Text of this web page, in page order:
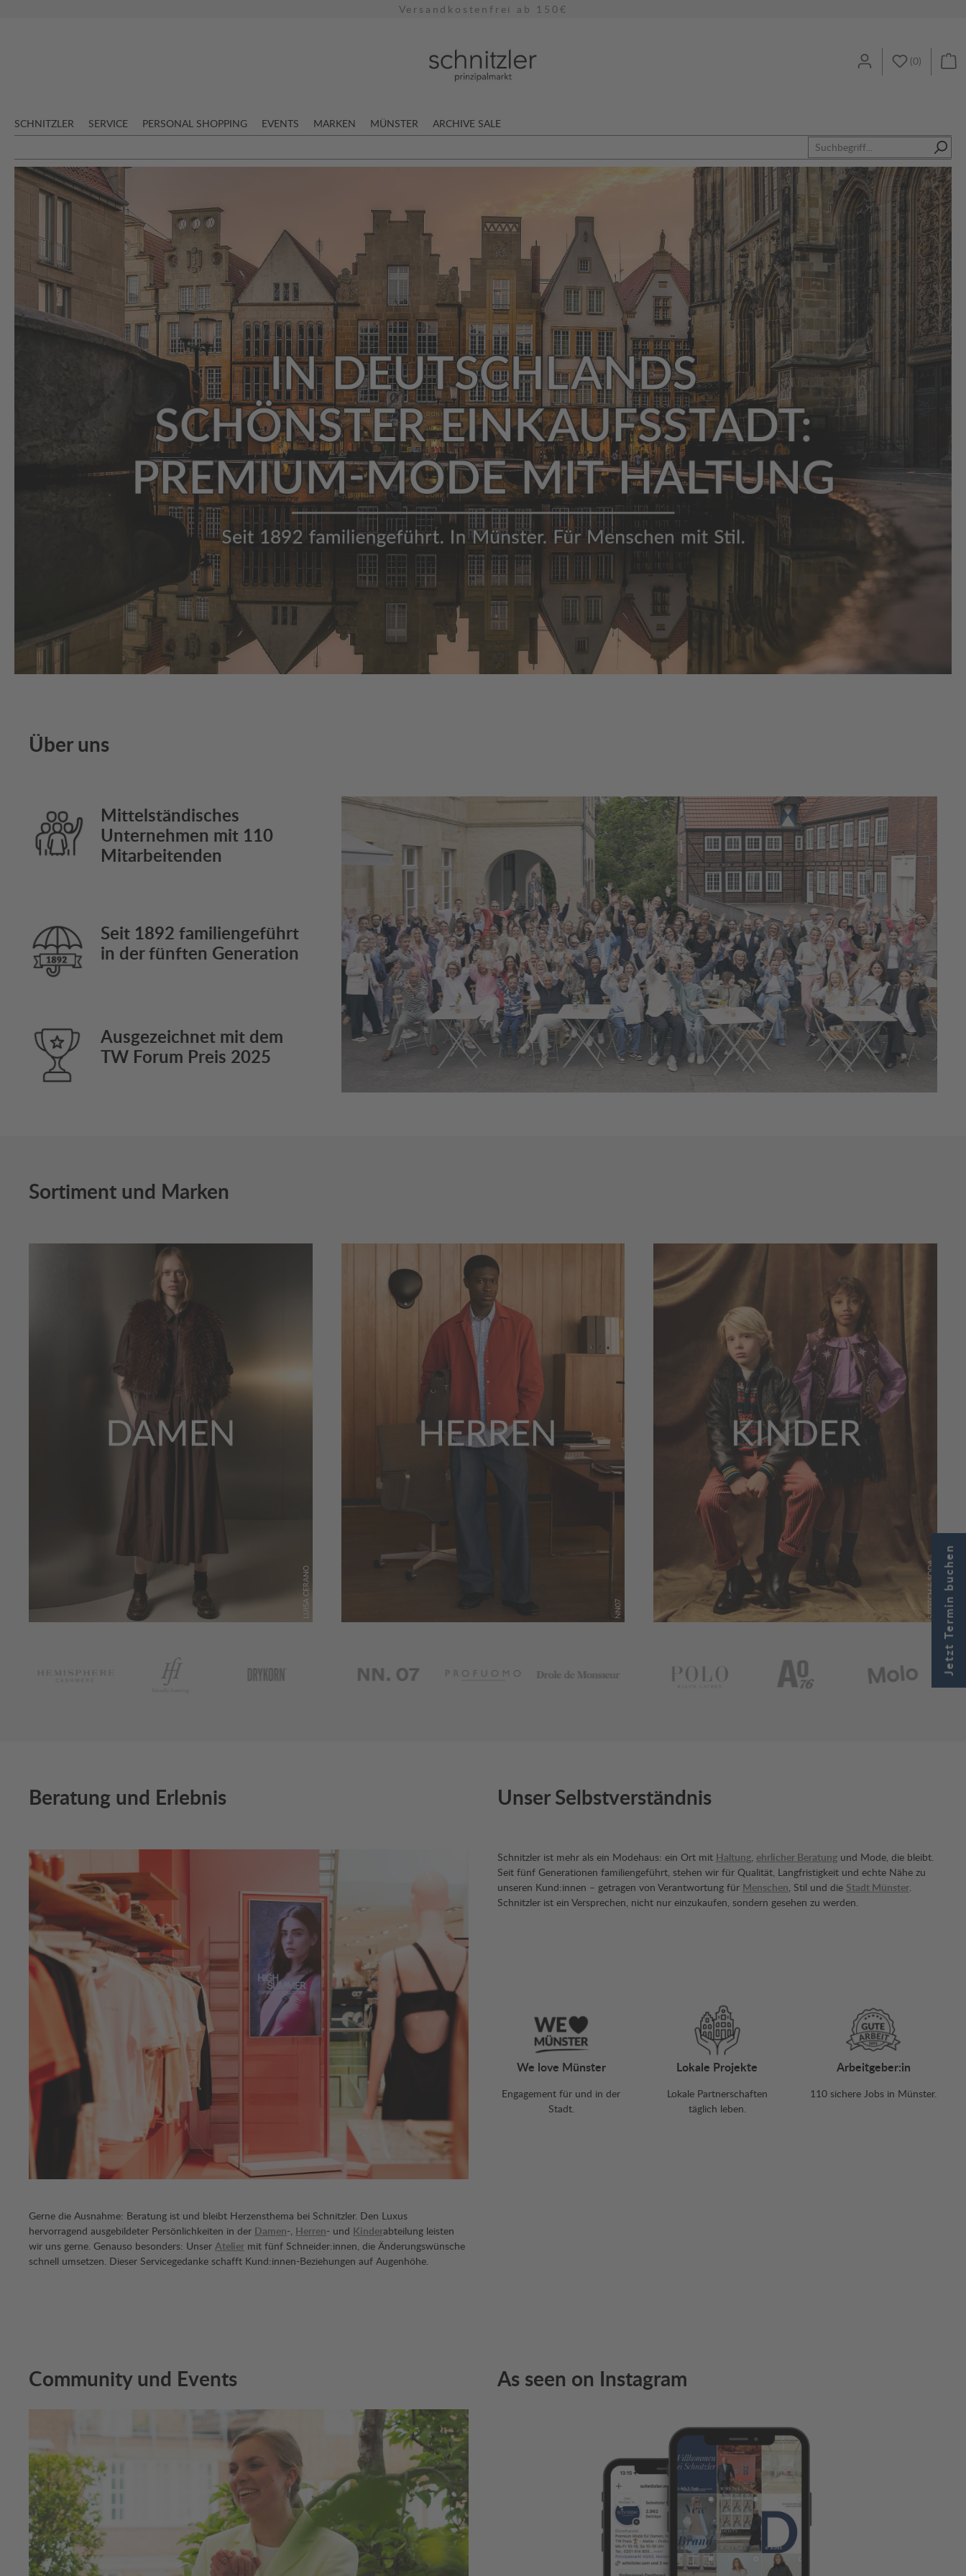
Kostenloser Rückversand
(0)
SCHNITZLER SERVICE PERSONAL SHOPPING EVENTS MARKEN MÜNSTER ARCHIVE SALE
Über uns
Mittelständisches
Unternehmen mit 110
Mitarbeitenden
Seit 1892 familiengeführt
in der fünften Generation
Ausgezeichnet mit dem
TW Forum Preis 2025
Bildergalerie überspringen
Sortiment und Marken
Beratung und Erlebnis
Bildergalerie überspringen
Gerne die Ausnahme: Beratung ist und bleibt Herzensthema bei Schnitzler. Den Luxus
hervorragend ausgebildeter Persönlichkeiten in der Damen-, Herren- und Kinderabteilung leisten
wir uns gerne. Genauso besonders: Unser Atelier mit fünf Schneider:innen, die Änderungswünsche
schnell umsetzen. Dieser Servicegedanke schafft Kund:innen-Beziehungen auf Augenhöhe.
Unser Selbstverständnis
Schnitzler ist mehr als ein Modehaus: ein Ort mit Haltung, ehrlicher Beratungund Mode, die bleibt.
Seit fünf Generationen familiengeführt, stehen wir für Qualität, Langfristigkeit und echte Nähe zu
unseren Kund:innen – getragen von Verantwortung für Menschen , Stil und die Stadt Münster.
Schnitzler ist ein Versprechen, nicht nur einzukaufen, sondern gesehen zu werden.
We love Münster
Engagement für und in der
Stadt.
Lokale Projekte
Lokale Partnerschaften
täglich leben.
Arbeitgeber:in
110 sichere Jobs in Münster.
Community und Events As seen on Instagram
Jetzt Termin buchen